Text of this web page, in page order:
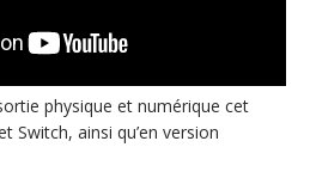
physique et numérique cet
Switch, ainsi qu’en version